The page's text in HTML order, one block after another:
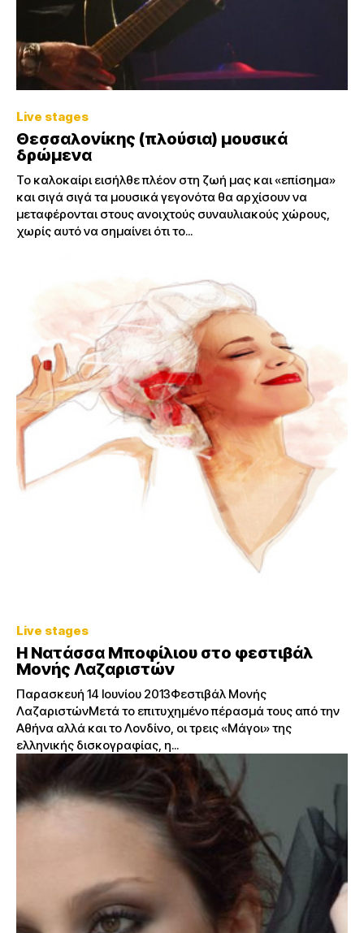
Live stages
Θεσσαλονίκης (πλούσια) μουσικά
δρώμενα
Το καλοκαίρι εισήλθε πλέον στη ζωή μας και «επίσημα»
και σιγά σιγά τα μουσικά γεγονότα θα αρχίσουν να
μεταφέρονται στους ανοιχτούς συναυλιακούς χώρους,
χωρίς αυτό να σημαίνει ότι το...
Live stages
Η Νατάσσα Μποφίλιου στο φεστιβάλ
Μονής Λαζαριστών
Παρασκευή 14 Ιουνίου 2013Φεστιβάλ Μονής
ΛαζαριστώνΜετά το επιτυχημένο πέρασμά τους από την
Αθήνα αλλά και το Λονδίνο, οι τρεις «Μάγοι» της
ελληνικής δισκογραφίας, η...